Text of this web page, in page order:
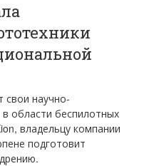
свои научно-
в области беспилотных
владельцу компании
подготовит